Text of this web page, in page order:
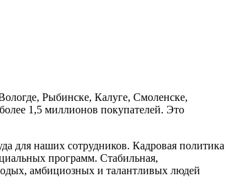
Рыбинске, Калуге, Смоленске,
1,5 миллионов покупателей. Это
для наших сотрудников. Кадровая политика
программ. Стабильная,
амбициозных и талантливых людей